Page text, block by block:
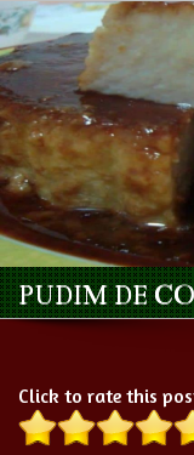
PUDIM DE
Click to rate this